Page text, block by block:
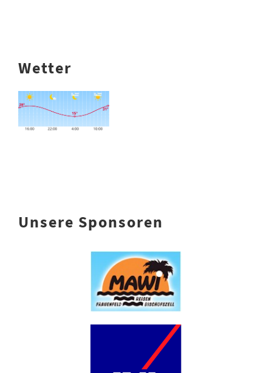
Wetter
Unsere Sponsoren